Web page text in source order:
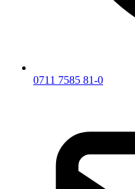
0711 7585 81-0